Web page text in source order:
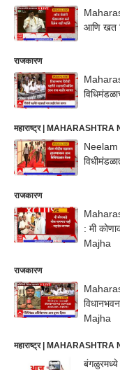
आणि खत
राजकारण
महाराष्ट्र | MAHARASHTRA
Neelam
राजकारण
: मी कोणाकडे भीक मागणार नाही : महादेव जानकर : ABP
Majha
राजकारण
Majha
महाराष्ट्र | MAHARASHTRA
बंगळुरमध्ये विरोधकांच्या बैठकीचा दुसरा दिवस तर दिल्लीत